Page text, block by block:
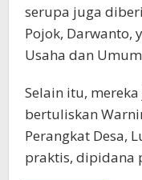
serupa juga
Pojok, Darwanto,
Usaha dan
Selain itu,
bertuliskan
Perangkat Desa,
praktis, dipidana